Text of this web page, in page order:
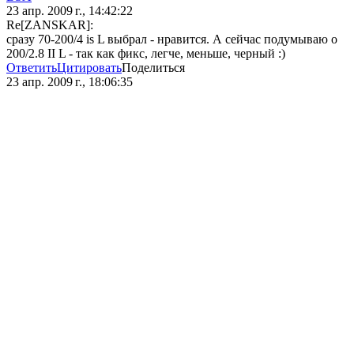
23 апр. 2009 г., 14:42:22
Re[ZANSKAR]:
сразу 70-200/4 is L выбрал - нравится. А сейчас подумываю о
200/2.8 II L - так как фикс, легче, меньше, черный :)
ОтветитьЦитироватьПоделиться
23 апр. 2009 г., 18:06:35